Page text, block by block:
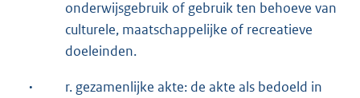
onderwijsgebruik of gebruik ten behoeve van
culturele, maatschappelijke of recreatieve
doeleinden.
·
r. gezamenlijke akte: de akte als bedoeld in